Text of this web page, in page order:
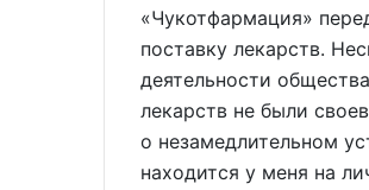
«Чукотфармация»
поставку лекарств.
деятельности
лекарств не были
о незамедлительном
находится у меня на